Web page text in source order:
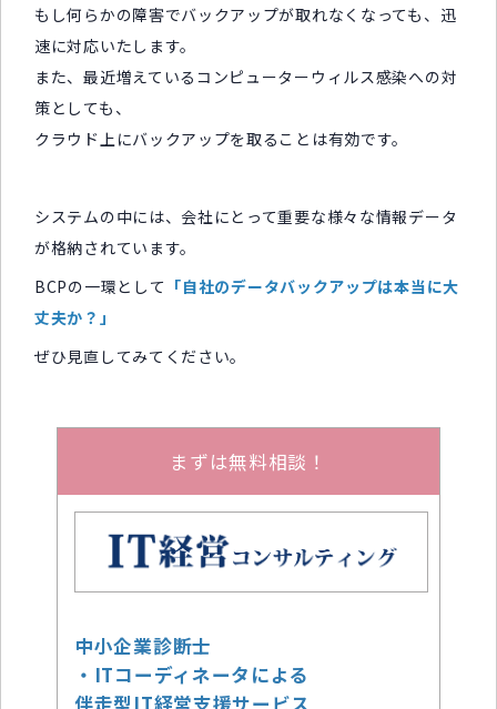
もし何らかの障害でバックアップが取れなくなっても、迅
速に対応いたします。
また、最近増えているコンピューターウィルス感染への対
策としても、
クラウド上にバックアップを取ることは有効です。
システムの中には、会社にとって重要な様々な情報データ
が格納されています。
BCPの一環として 「自社のデータバックアップは本当に大
丈夫か？」
ぜひ見直してみてください。
まずは無料相談！
中小企業診断士
・ITコーディネータによる
伴走型IT経営支援サービス